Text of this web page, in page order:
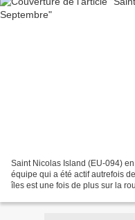
Saint Nicolas Island (EU-094)
équipe qui a été actif autrefois
îles est une fois de plus sur la